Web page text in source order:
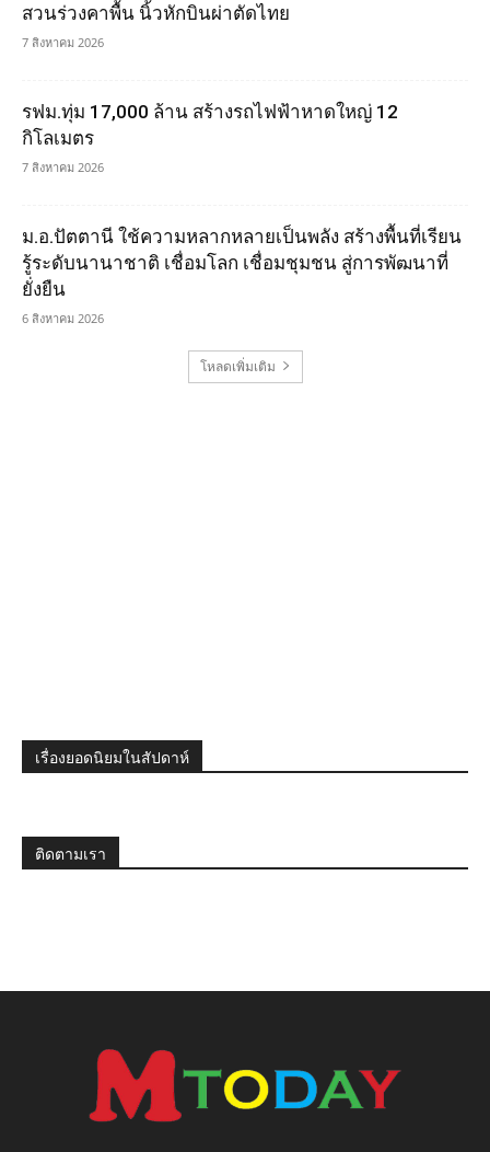
สวนร่วงคาพื้น นิ้วหักบินผ่าตัดไทย
7 สิงหาคม 2026
รฟม.ทุ่ม 17,000 ล้าน สร้างรถไฟฟ้าหาดใหญ่ 12
กิโลเมตร
7 สิงหาคม 2026
ม.อ.ปัตตานี ใช้ความหลากหลายเป็นพลัง สร้างพื้นที่เรียน
รู้ระดับนานาชาติ เชื่อมโลก เชื่อมชุมชน สู่การพัฒนาที่
ยั่งยืน
6 สิงหาคม 2026
โหลดเพิ่มเติม
เรื่องยอดนิยมในสัปดาห์
ติดตามเรา